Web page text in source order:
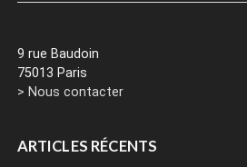
9 rue Baudoin
75013 Paris
> Nous contacter
ARTICLES RÉCENTS